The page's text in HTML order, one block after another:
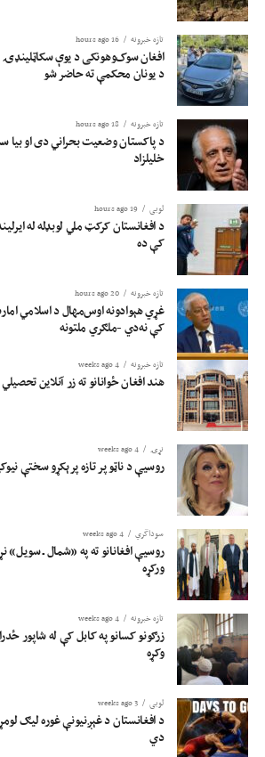
تازه خبرونه 16 hours ago
افغان سوک‌وهونکی د یوې سکاټلینډۍ
د یونان محکمې ته حاضر شو
تازه خبرونه 18 hours ago
د پاکستان وضعیت بحراني دی او بیا
خلیلزاد
لوبی 19 hours ago
د افغانستان کرکټ ملي لوبډله له
کې ده
تازه خبرونه 20 hours ago
غړي هېوادونه اوس‌مهال د اسلامي
کې نه‌دي -ملګري ملتونه
تازه خبرونه 4 weeks ago
هند افغان ځوانانو ته زر آنلاین
نړۍ 4 weeks ago
روسیې د ناټو پر تازه پرېکړو سختې
سوداگري 4 weeks ago
روسیې افغانانو ته په «شمال ـ سویل»
ورکړه
تازه خبرونه 4 weeks ago
زرګونو کسانو په کابل کې له شاپور
وکړه
لوبی 3 weeks ago
د افغانستان د غېږنیونې غوره لیګ
دي